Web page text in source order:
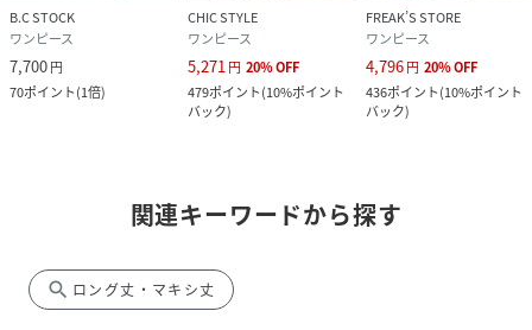
B.C STOCK
ワンピース
7,700円
70ポイント(1倍)
CHIC STYLE
ワンピース
5,271 円 20%OFF
479ポイント(10%ポイント
バック)
FREAK’S STORE
ワンピース
4,796円 20%OFF
436ポイント(10%ポイント
バック)
関連キーワードから探す
search ロング丈・マキシ丈